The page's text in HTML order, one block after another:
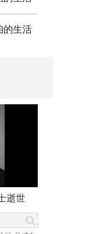
的生活
逝世